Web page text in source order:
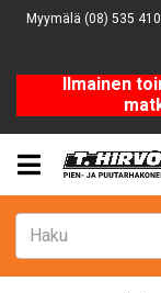
Myymälä (08) 535
Ilmainen